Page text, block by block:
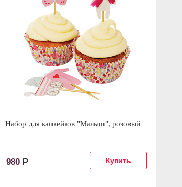
Набор для капкейков "Малыш", розовый
980Р